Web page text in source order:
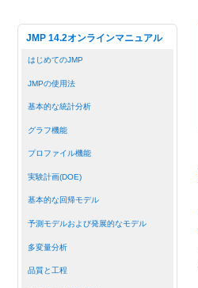
JMP 14.2オンラインマニュアル
はじめてのJMP
JMPの使用法
基本的な統計分析
グラフ機能
プロファイル機能
実験計画(DOE)
基本的な回帰モデル
予測モデルおよび発展的なモデル
多変量分析
品質と工程